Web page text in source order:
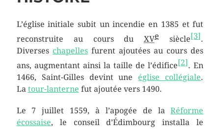
L’église initiale subit un incendie en 1385 et fut
reconstruite au cours duXVe siècle[3].
Diverses chapellesfurent ajoutées au cours des
ans, augmentant ainsi la taille de l’édifice[2]. En
1466, Saint-Gilles devint une église collégiale.
La tour-lanterne fut ajoutée vers 1490.
Le 7 juillet 1559, à l’apogée de laRéforme
écossaise, le conseil d’Édimbourg installa le